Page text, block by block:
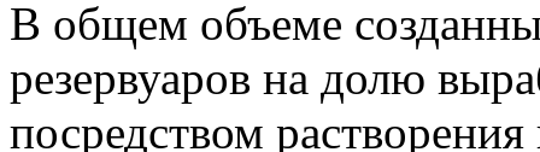
В общем объеме
резервуаров на долю
посредством